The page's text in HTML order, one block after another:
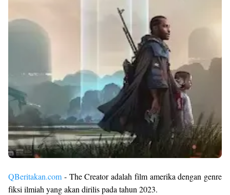
QBeritakan.com - The Creator adalah film amerika dengan genre
fiksi ilmiah yang akan dirilis pada tahun 2023.